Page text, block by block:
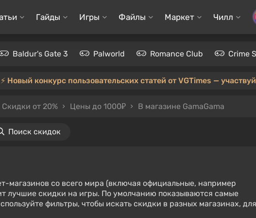
Гайды Игры Файлы Маркет Чилл
Baldur's Gate 3 Palworld Romance Club Crime
⚡️ Новый конкурс пользовательских статей от VGTimes —
Скидки от 20% Цены до 1000₽ В магазине GamaGama
Поиск скидок
магазинов со всего мира (включая официальные, например
лучшие скидки на игры. По умолчанию показываются самые
фильтры, чтобы искать скидки в разных магазинах, для